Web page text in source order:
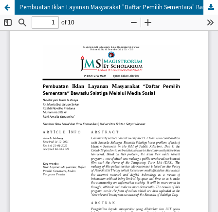
Pembuatan Iklan Layanan Masyarakat "Daftar Pemilih Sementara" Bawaslu Salatiga Melalui Media Sosial